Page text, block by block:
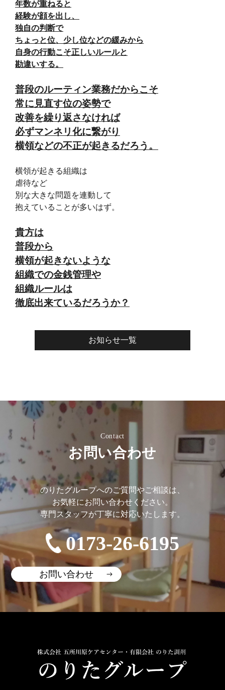
年数が重ねると
経験が顔を出し、
独自の判断で
ちょっと位、少し位などの緩みから
自身の行動こそ正しいルールと
勘違いする。
普段のルーティン業務だからこそ
常に見直す位の姿勢で
改善を繰り返さなければ
必ずマンネリ化に繋がり
横領などの不正が起きるだろう。
横領が起きる組織は
虐待など
別な大きな問題を連動して
抱えていることが多いはず。
貴方は
普段から
横領が起きないような
組織での金銭管理や
組織ルールは
徹底出来ているだろうか？
お知らせ一覧
Contact
お問い合わせ
のりたグループへのご質問やご相談は、
お気軽にお問い合わせください。
専門スタッフが丁寧に対応いたします。
0173-26-6195
お問い合わせ